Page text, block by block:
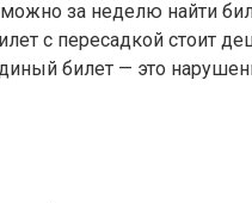
за неделю найти
с пересадкой стоит
билет — это